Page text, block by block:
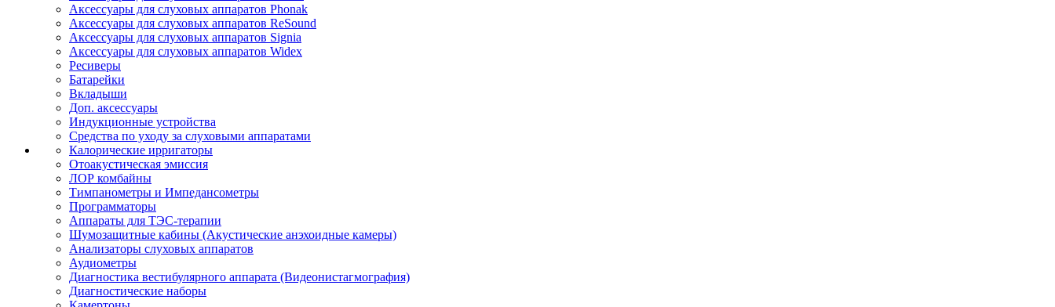
Аксессуары для слуховых аппаратов Phonak
Аксессуары для слуховых аппаратов ReSound
Аксессуары для слуховых аппаратов Signia
Аксессуары для слуховых аппаратов Widex
Ресиверы
Батарейки
Вкладыши
Доп. аксессуары
Индукционные устройства
Средства по уходу за слуховыми аппаратами
Калорические ирригаторы
Отоакустическая эмиссия
ЛОР комбайны
Тимпанометры и Импедансометры
Программаторы
Аппараты для ТЭС-терапии
Шумозащитные кабины (Акустические анэхоидные камеры)
Анализаторы слуховых аппаратов
Аудиометры
Диагностика вестибулярного аппарата (Видеонистагмография)
Диагностические наборы